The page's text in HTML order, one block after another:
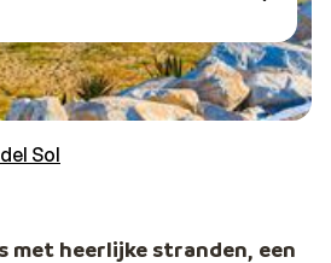
Sol
met heerlijke stranden, een